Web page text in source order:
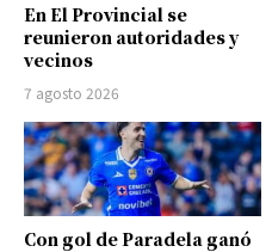
En El Provincial se
reunieron autoridades y
vecinos
7 agosto 2026
Con gol de Paradela ganó